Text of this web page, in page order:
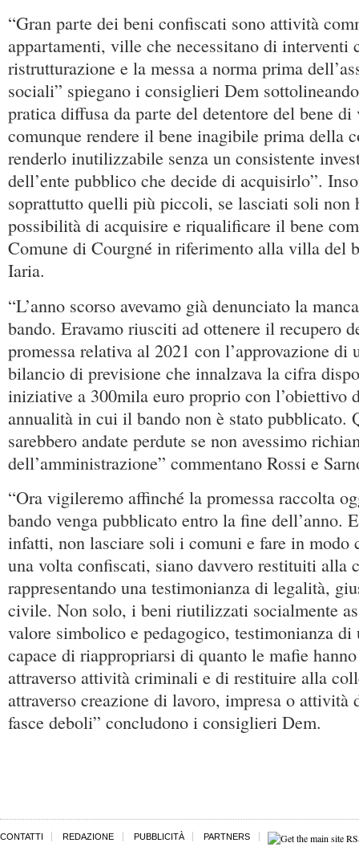
“Gran parte dei beni confiscati sono attività
appartamenti, ville che necessitano di interventi
ristrutturazione e la messa a norma prima
sociali” spiegano i consiglieri Dem
pratica diffusa da parte del detentore del bene di
comunque rendere il bene inagibile prima della
renderlo inutilizzabile senza un consistente
dell’ente pubblico che decide di acquisirlo”.
soprattutto quelli più piccoli, se lasciati soli non
possibilità di acquisire e riqualificare il bene
Comune di Courgné in riferimento alla villa del
Iaria.
“L’anno scorso avevamo già denunciato la
bando. Eravamo riusciti ad ottenere il recupero
promessa relativa al 2021 con l’approvazione di
bilancio di previsione che innalzava la cifra
iniziative a 300mila euro proprio con l’obiettivo
annualità in cui il bando non è stato pubblicato.
sarebbero andate perdute se non avessimo
dell’amministrazione” commentano Rossi e
“Ora vigileremo affinché la promessa raccolta
bando venga pubblicato entro la fine dell’anno.
infatti, non lasciare soli i comuni e fare in modo
una volta confiscati, siano davvero restituiti alla
rappresentando una testimonianza di legalità,
civile. Non solo, i beni riutilizzati socialmente
valore simbolico e pedagogico, testimonianza
capace di riappropriarsi di quanto le mafie
attraverso attività criminali e di restituire alla
attraverso creazione di lavoro, impresa o attività
fasce deboli” concludono i consiglieri Dem.
CONTATTI REDAZIONE PUBBLICITÀ PARTNERS